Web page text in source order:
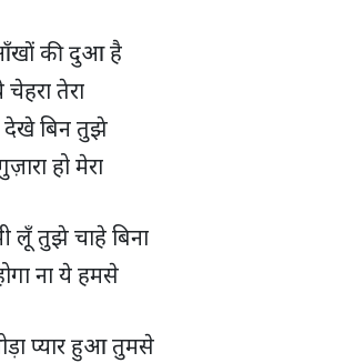
की दुआ है
चेहरा तेरा
बिन तुझे
हो मेरा
लूँ तुझे चाहे बिना
ना ये हमसे
प्यार हुआ तुमसे